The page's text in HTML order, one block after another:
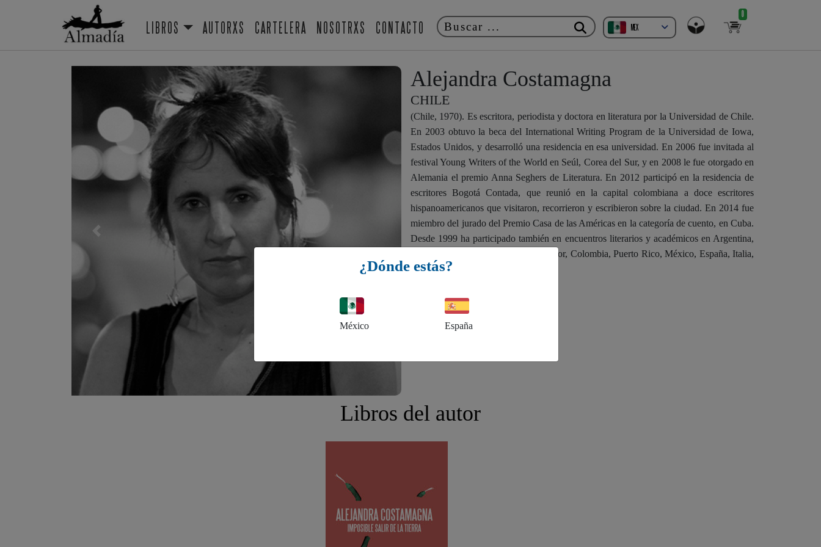
LIBROS AUTORXS CARTELERA NOSOTRXS CONTACTO MEX
0
Alejandra Costamagna
CHILE
(Chile, 1970). Es escritora, periodista y doctora en literatura por la Universidad de Chile.
En 2003 obtuvo la beca del International Writing Program de la Universidad de Iowa,
Estados Unidos, y desarrolló una residencia en esa universidad. En 2006 fue invitada al
festival Young Writers of the World en Seúl, Corea del Sur, y en 2008 le fue otorgado en
Alemania el premio Anna Seghers de Literatura. En 2012 participó en la residencia de
escritores Bogotá Contada, que reunió en la capital colombiana a doce escritores
hispanoamericanos que visitaron, recorrieron y escribieron sobre la ciudad. En 2014 fue
miembro del jurado del Premio Casa de las Américas en la categoría de cuento, en Cuba.
Desde 1999 ha participado también en encuentros literarios y académicos en Argentina,
Uruguay, Brasil, Perú, Bolivia, Ecuador, Colombia, Puerto Rico, México, España, Italia,
Bélgica, Francia y Portugal.
Libros del autor
¿Dónde estás?
México España